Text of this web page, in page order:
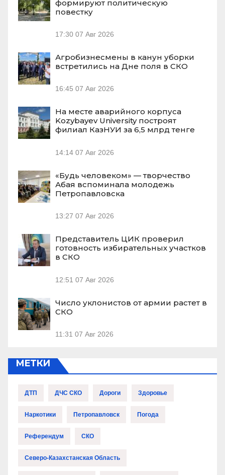
формируют политическую
повестку
17:30 07 Авг 2026
Агробизнесмены в канун уборки
встретились на Дне поля в СКО
16:45 07 Авг 2026
На месте аварийного корпуса
Kozybayev University построят
филиал КазНУИ за 6,5 млрд тенге
14:14 07 Авг 2026
«Будь человеком» — творчество
Абая вспоминала молодежь
Петропавловска
13:27 07 Авг 2026
Представитель ЦИК проверил
готовность избирательных участков
в СКО
12:51 07 Авг 2026
Число уклонистов от армии растет в
СКО
11:31 07 Авг 2026
МЕТКИ
ДТП ДЧС СКО Дороги Здоровье
Наркотики Петропавловск Погода
Референдум СКО
Северо-Казахстанская Область